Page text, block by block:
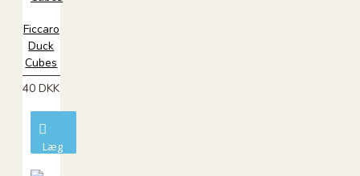
Ficcaro
Duck
Cubes
40 DKK
Læg